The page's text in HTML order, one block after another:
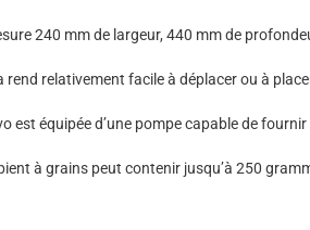
240 mm de largeur, 440 mm de
rend relativement facile à déplacer ou à
est équipée d’une pompe capable de
à grains peut contenir jusqu’à 250